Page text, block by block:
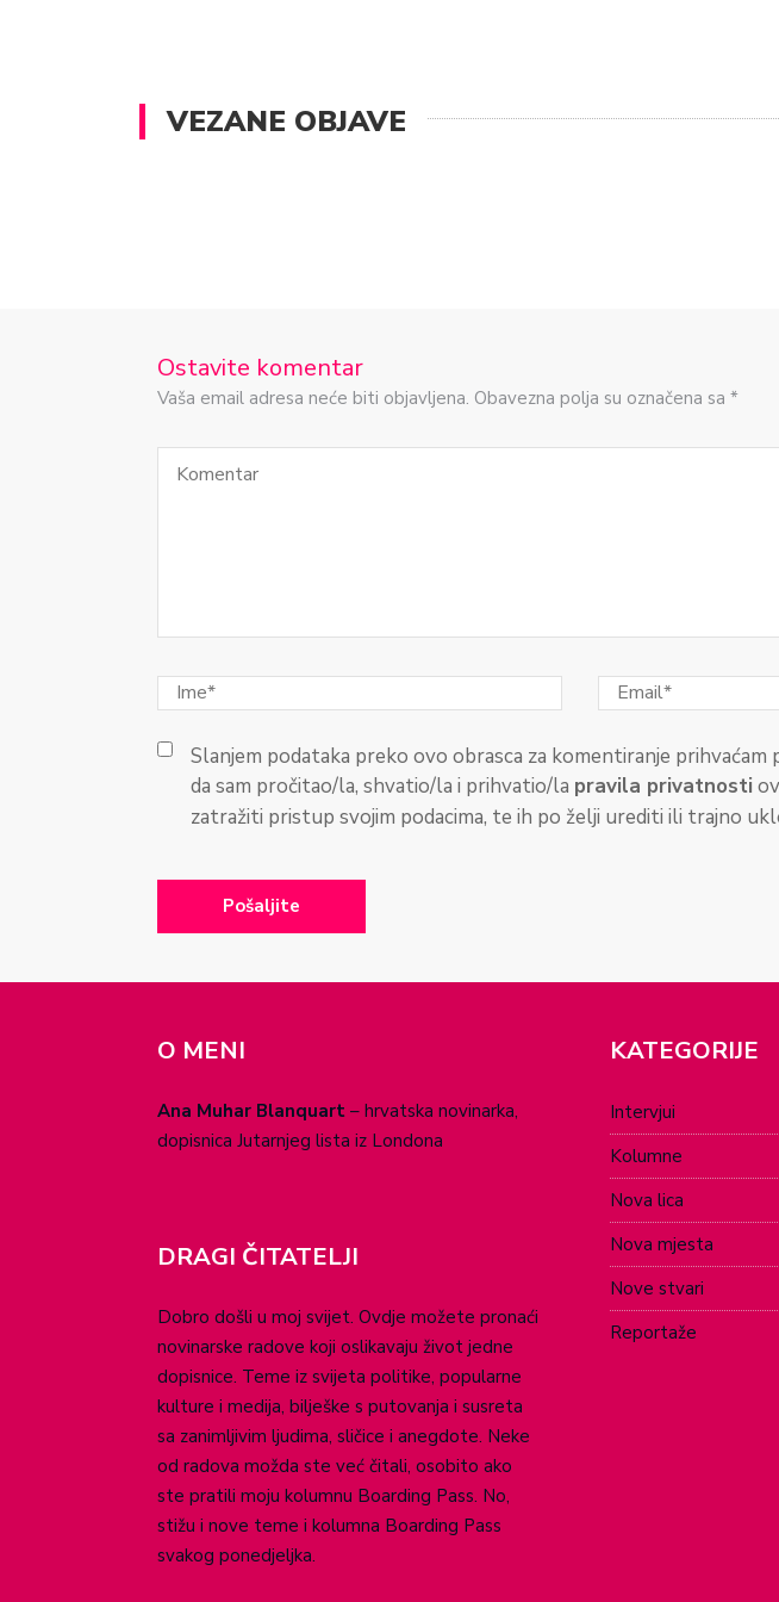
VEZANE OBJAVE
Ostavite komentar
Vaša email adresa neće biti objavljena. Obavezna polja su označena sa *
Slanjem podataka preko ovo obrasca za komentiranje
da sam pročitao/la, shvatio/la i prihvatio/la pravila privatnosti
zatražiti pristup svojim podacima, te ih po želji urediti ili trajno
O MENI
Ana Muhar Blanquart – hrvatska novinarka,
dopisnica Jutarnjeg lista iz Londona
DRAGI ČITATELJI
Dobro došli u moj svijet. Ovdje možete pronaći
novinarske radove koji oslikavaju život jedne
dopisnice. Teme iz svijeta politike, popularne
kulture i medija, bilješke s putovanja i susreta
sa zanimljivim ljudima, sličice i anegdote. Neke
od radova možda ste već čitali, osobito ako
ste pratili moju kolumnu Boarding Pass. No,
stižu i nove teme i kolumna Boarding Pass
svakog ponedjeljka.
KATEGORIJE
Intervjui
Kolumne
Nova lica
Nova mjesta
Nove stvari
Reportaže